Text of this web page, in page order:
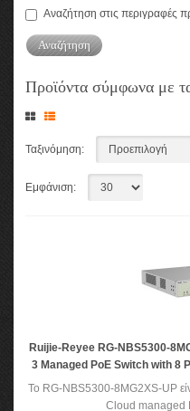
Αναζήτηση στις περιγραφές
Προϊόντα σύμφωνα με
Ταξινόμηση:
Εμφάνιση:
Ruijie-Reyee RG-NBS5300-
3 Managed PoE Switch with 8
Το RG-NBS5300-8MG2XS-UP
Cloud managed